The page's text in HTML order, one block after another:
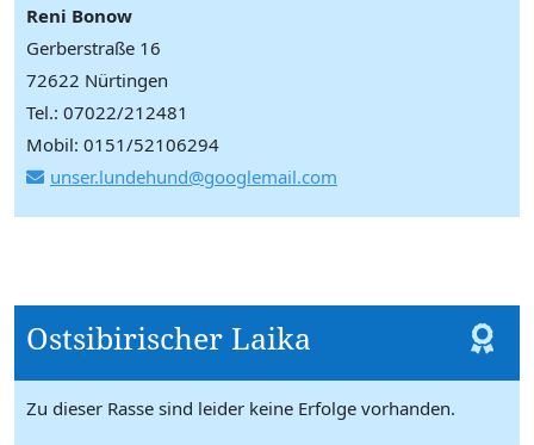
Reni Bonow
Gerberstraße 16
72622 Nürtingen
Tel.: 07022/212481
Mobil: 0151/52106294
unser.lundehund@googlemail.com
Ostsibirischer Laika
Zu dieser Rasse sind leider keine Erfolge vorhanden.